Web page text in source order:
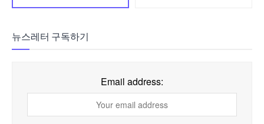
뉴스레터 구독하기
Email address: